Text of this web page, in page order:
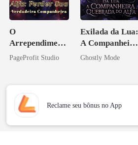
O
Arrependiment
o do Alfa:
Companheira
PageProfit Studio
Exilada da Lua:
A Companheira
Quebrada do
Ghostly Mode
Reclame seu bônus no App